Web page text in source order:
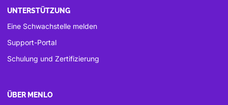
UNTERSTÜTZUNG
Eine Schwachstelle melden
Support-Portal
Schulung und Zertifizierung
ÜBER MENLO